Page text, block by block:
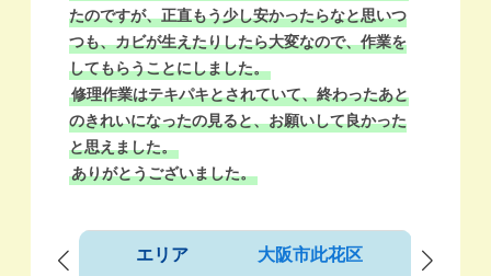
たのですが、正直もう少し安かったらなと思いつ
つも、カビが生えたりしたら大変なので、作業を
してもらうことにしました。
修理作業はテキパキとされていて、終わったあと
のきれいになったの見ると、お願いして良かった
と思えました。
ありがとうございました。
エリア
大阪市此花区